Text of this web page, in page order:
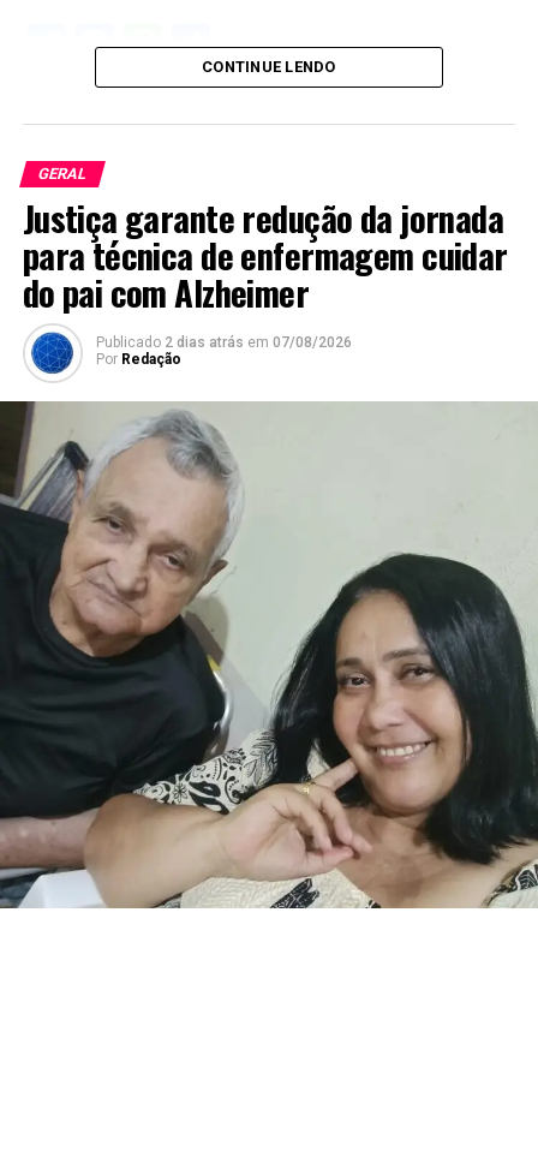
Twitter
Facebook
WhatsApp
Share
CONTINUE LENDO
GERAL
Justiça garante redução da jornada
para técnica de enfermagem cuidar
do pai com Alzheimer
Publicado 2 dias atrás em 07/08/2026
Por Redação